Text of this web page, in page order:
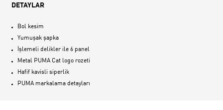
DETAYLAR
Bol kesim
Yumuşak şapka
İşlemeli delikler ile 6 panel
Metal PUMA Cat logo rozeti
Hafif kavisli siperlik
PUMA markalama detayları